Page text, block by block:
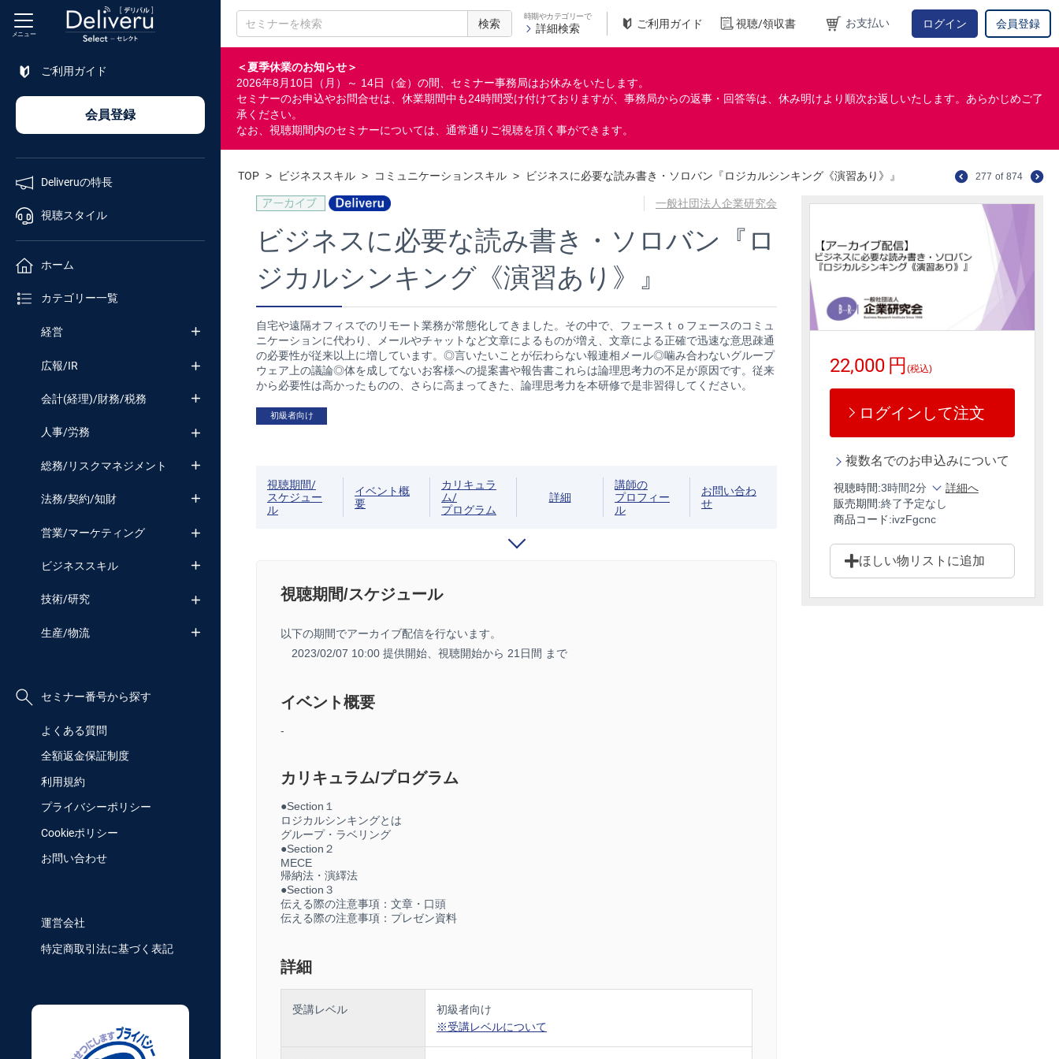
検索
時期やカテゴリーで
詳細検索 ご利用ガイド 視聴/領収書 お支払い ログイン 会員登録
＜夏季休業のお知らせ＞
2026年8月10日（月）～ 14日（金）の間、セミナー事務局はお休みをいたします。
セミナーのお申込やお問合せは、休業期間中も24時間受け付けておりますが、事務局からの返事・回答等は、休み明けより順次お返しいたします。あらかじめご了
承ください。
なお、視聴期間内のセミナーについては、通常通りご視聴を頂く事ができます。
メニュー
ご利用ガイド
会員登録
Deliveruの特長
視聴スタイル
ホーム
カテゴリー一覧
経営
広報/IR
会計(経理)/財務/税務
人事/労務
総務/リスクマネジメント
法務/契約/知財
営業/マーケティング
ビジネススキル
技術/研究
生産/物流
セミナー番号から探す
よくある質問
全額返金保証制度
利用規約
プライバシーポリシー
Cookieポリシー
お問い合わせ
運営会社
特定商取引法に基づく表記
セミナー
番号検索
TOP > ビジネススキル > コミュニケーションスキル > ビジネスに必要な読み書き・ソロバン『ロジカルシンキング《演習あり》』 277 of 874
一般社団法人企業研究会
ビジネスに必要な読み書き・ソロバン『ロ
ジカルシンキング《演習あり》』
自宅や遠隔オフィスでのリモート業務が常態化してきました。その中で、フェースｔｏフェースのコミュ
ニケーションに代わり、メールやチャットなど文章によるものが増え、文章による正確で迅速な意思疎通
の必要性が従来以上に増しています。◎言いたいことが伝わらない報連相メール◎噛み合わないグループ
ウェア上の議論◎体を成してないお客様への提案書や報告書これらは論理思考力の不足が原因です。従来
から必要性は高かったものの、さらに高まってきた、論理思考力を本研修で是非習得してください。
初級者向け
22,000 円 (税込)
ログインして注文
複数名でのお申込みについて
視聴時間:3時間2分
詳細へ
販売期間:終了予定なし
商品コード:ivzFgcnc
ほしい物リストに追加
視聴期間/
スケジュー
ル
イベント概
要
カリキュラ
ム/
プログラム
詳細
講師の
プロフィー
ル
お問い合わ
せ
視聴期間/スケジュール
以下の期間でアーカイブ配信を行ないます。
2023/02/07 10:00 提供開始、 視聴開始から 21日間 まで
イベント概要
-
カリキュラム/プログラム
●Section１
ロジカルシンキングとは
グループ・ラベリング
●Section２
MECE
帰納法・演繹法
●Section３
伝える際の注意事項：文章・口頭
伝える際の注意事項：プレゼン資料
詳細
受講レベル
初級者向け
※受講レベルについて